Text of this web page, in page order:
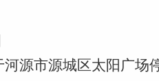
源市源城区太阳广场